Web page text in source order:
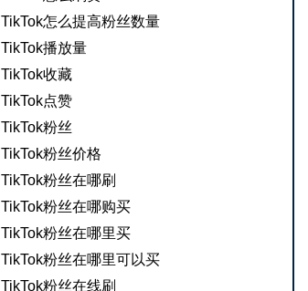
TikTok怎么提高粉丝数量
TikTok播放量
TikTok收藏
TikTok点赞
TikTok粉丝
TikTok粉丝价格
TikTok粉丝在哪刷
TikTok粉丝在哪购买
TikTok粉丝在哪里买
TikTok粉丝在哪里可以买
TikTok粉丝在线刷